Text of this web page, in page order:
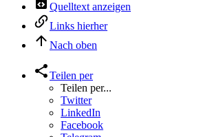
Quelltext anzeigen
Links hierher
Nach oben
Teilen per
Teilen per...
Twitter
LinkedIn
Facebook